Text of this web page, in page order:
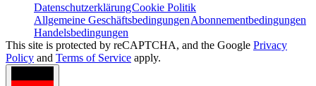
DatenschutzerklärungCookie Politik
Allgemeine GeschäftsbedingungenAbonnementbedingungen
Handelsbedingungen
This site is protected by reCAPTCHA, and the Google Privacy
Policy and Terms of Service apply.